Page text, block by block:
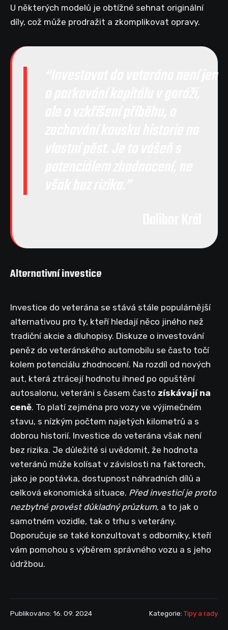
U některých modelů je obtížné sehnat originální
díly, což může prodražit a zkomplikovat opravy.
Alternativní investice
Investice do veterána se stává stále populárnější
alternativou pro ty, kteří hledají něco jiného než
tradiční akcie a dluhopisy. Diskuze o investování
peněz do veteránského automobilu se často točí
kolem potenciálu zhodnocení. Na rozdíl od nových
aut, která ztrácejí hodnotu ihned po opuštění
autosalonu, veteráni s časem často získávají na
ceně. To platí zejména pro vozy ve výjimečném
stavu, s nízkým počtem najetých kilometrů a s
dobrou historií. Investice do veterána však není
bez rizika. Je důležité si uvědomit, že hodnota
veteránů může kolísat v závislosti na faktorech,
jako je poptávka, dostupnost náhradních dílů a
celková ekonomická situace. Před investicí je proto
nezbytné provést důkladný průzkum, a to jak o
samotném vozidle, tak o trhu s veterány.
Doporučuje se také konzultovat s odborníky, kteří
vám pomohou s výběrem správného vozu a s jeho
údržbou.
Publikováno: 16. 09. 2024 Kategorie:Tipy a rady